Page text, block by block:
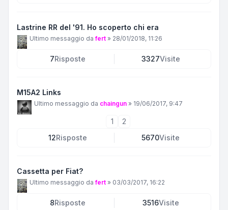
Lastrine RR del '91. Ho scoperto chi era
Ultimo messaggio dafert » 28/01/2018, 11:26
7Risposte 3327Visite
M15A2 Links
Ultimo messaggio da chaingun » 19/06/2017, 9:47
1
2
12Risposte 5670Visite
Cassetta per Fiat?
Ultimo messaggio dafert » 03/03/2017, 16:22
8Risposte 3516Visite